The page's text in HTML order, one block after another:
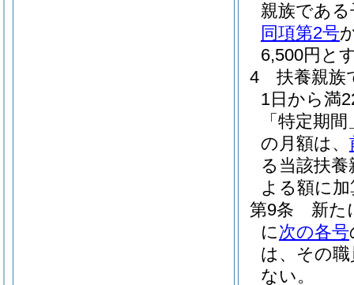
親族であ
同項第2号
6,500円と
4
扶養親族
1日から満
「特定期
の月額は、
る当該扶
よる額に
第9条
新た
に次の各号
は、その
ない。